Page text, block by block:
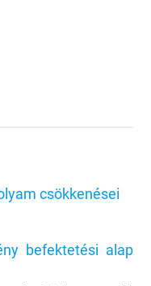
csökkenései
befektetési alap